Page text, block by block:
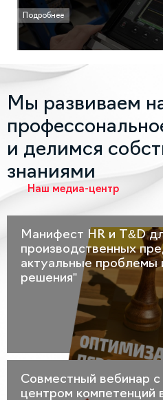
Подробнее
Мы развиваем
и делимся
знаниями
Наш медиа-центр
Манифест HR и T&D
производственных
актуальные проблемы
решения”
Совместный вебинар с
центром компетенций